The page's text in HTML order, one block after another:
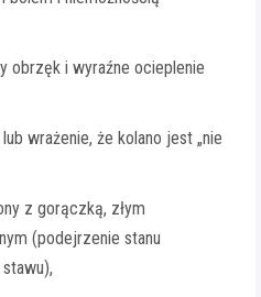
obrzęk i wyraźne ocieplenie
wrażenie, że kolano jest „nie
z gorączką, złym
(podejrzenie stanu